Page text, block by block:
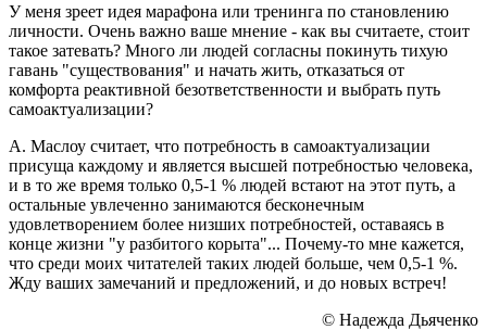
У меня зреет идея марафона или тренинга по становлению
личности. Очень важно ваше мнение - как вы считаете, стоит
такое затевать? Много ли людей согласны покинуть тихую
гавань "существования" и начать жить, отказаться от
комфорта реактивной безответственности и выбрать путь
самоактуализации?
А. Маслоу считает, что потребность в самоактуализации
присуща каждому и является высшей потребностью человека,
и в то же время только 0,5-1 % людей встают на этот путь, а
остальные увлеченно занимаются бесконечным
удовлетворением более низших потребностей, оставаясь в
конце жизни "у разбитого корыта"... Почему-то мне кажется,
что среди моих читателей таких людей больше, чем 0,5-1 %.
Жду ваших замечаний и предложений, и до новых встреч!
© Надежда Дьяченко